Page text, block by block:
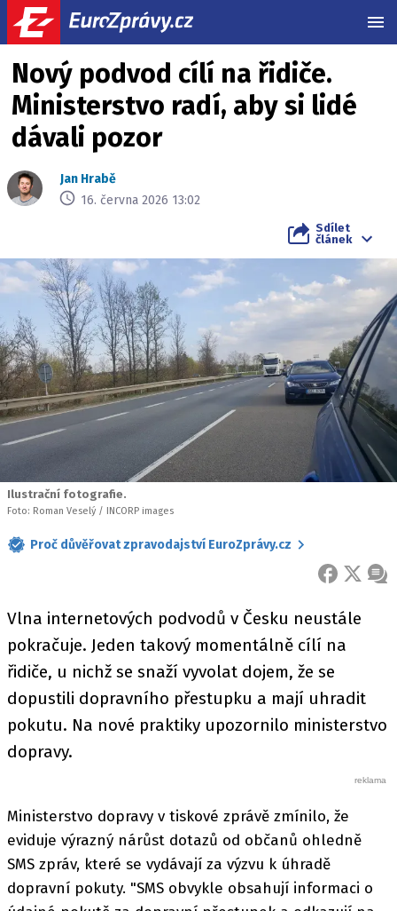
Nový podvod cílí na řidiče.
Ministerstvo radí, aby si lidé
dávali pozor
Jan Hrabě
16. června 2026 13:02
Sdílet
článek
Ilustrační fotografie.
Foto: Roman Veselý / INCORP images
Proč důvěřovat zpravodajství EuroZprávy.cz
FACEBOOK
X
Vlna internetových podvodů v Česku neustále
pokračuje. Jeden takový momentálně cílí na
řidiče, u nichž se snaží vyvolat dojem, že se
dopustili dopravního přestupku a mají uhradit
pokutu. Na nové praktiky upozornilo ministerstvo
dopravy.
Ministerstvo dopravy v tiskové zprávě zmínilo, že
eviduje výrazný nárůst dotazů od občanů ohledně
SMS zpráv, které se vydávají za výzvu k úhradě
dopravní pokuty. "SMS obvykle obsahují informaci o